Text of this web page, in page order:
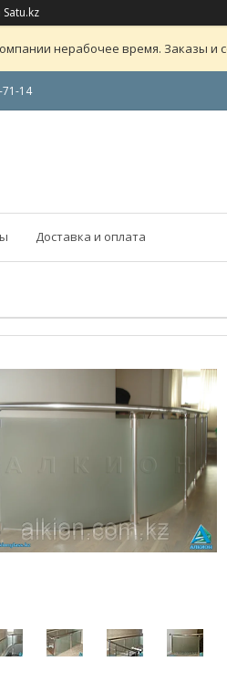
Satu.kz
нерабочее время. Заказы и
71-14
Доставка и оплата